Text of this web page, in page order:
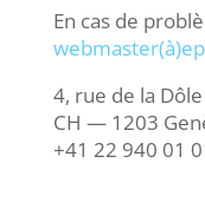
En cas de
4, rue de la Dôle
CH — 1203
+41 22 940 01